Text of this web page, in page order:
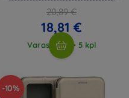
20,89 €
18,81 €
Varastossa > 5 kpl
-10%